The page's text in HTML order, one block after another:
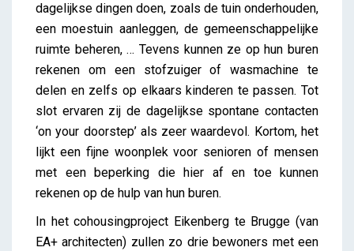
dagelijkse dingen doen, zoals de tuin onderhouden,
een moestuin aanleggen, de gemeenschappelijke
ruimte beheren, … Tevens kunnen ze op hun buren
rekenen om een stofzuiger of wasmachine te
delen en zelfs op elkaars kinderen te passen. Tot
slot ervaren zij de dagelijkse spontane contacten
‘on your doorstep’ als zeer waardevol. Kortom, het
lijkt een fijne woonplek voor senioren of mensen
met een beperking die hier af en toe kunnen
rekenen op de hulp van hun buren.
In het cohousingproject Eikenberg te Brugge (van
EA+ architecten) zullen zo drie bewoners met een